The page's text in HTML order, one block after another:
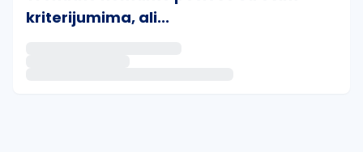
kriterijumima, ali...